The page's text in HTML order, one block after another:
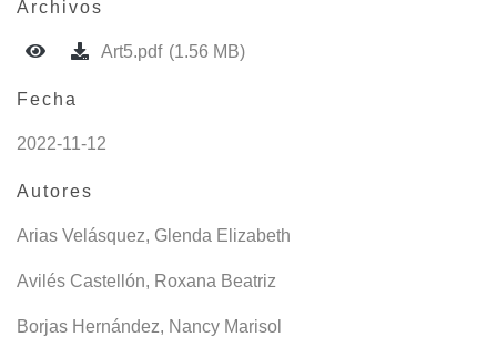
Archivos
Art5.pdf (1.56 MB)
Fecha
2022-11-12
Autores
Arias Velásquez, Glenda Elizabeth
Avilés Castellón, Roxana Beatriz
Borjas Hernández, Nancy Marisol